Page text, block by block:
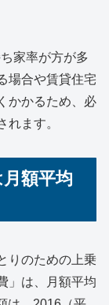
家率が方が多
場合や賃貸住宅
かかるため、必
れます。
額平均
りのための上乗
」は、月額平均